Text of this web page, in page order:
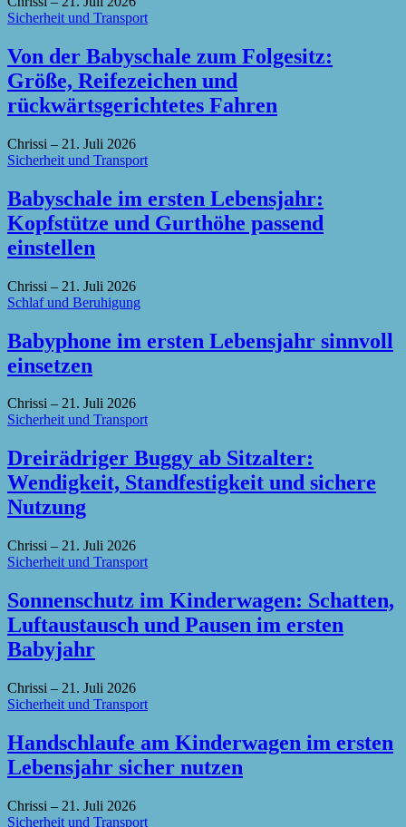
Sicherheit und Transport
Von der Babyschale zum Folgesitz:
Größe, Reifezeichen und
rückwärtsgerichtetes Fahren
Chrissi – 21. Juli 2026
Sicherheit und Transport
Babyschale im ersten Lebensjahr:
Kopfstütze und Gurthöhe passend
einstellen
Chrissi – 21. Juli 2026
Schlaf und Beruhigung
Babyphone im ersten Lebensjahr sinnvoll
einsetzen
Chrissi – 21. Juli 2026
Sicherheit und Transport
Dreirädriger Buggy ab Sitzalter:
Wendigkeit, Standfestigkeit und sichere
Nutzung
Chrissi – 21. Juli 2026
Sicherheit und Transport
Sonnenschutz im Kinderwagen: Schatten,
Luftaustausch und Pausen im ersten
Babyjahr
Chrissi – 21. Juli 2026
Sicherheit und Transport
Handschlaufe am Kinderwagen im ersten
Lebensjahr sicher nutzen
Chrissi – 21. Juli 2026
Sicherheit und Transport